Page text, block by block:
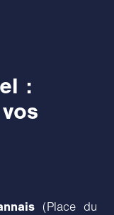
:
(Place du